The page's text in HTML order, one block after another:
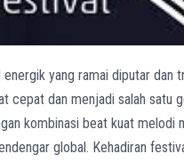
yang ramai diputar dan
cepat dan menjadi salah satu
kombinasi beat kuat melodi
global. Kehadiran